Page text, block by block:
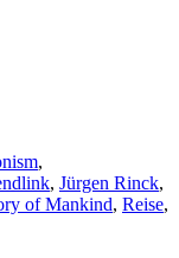
,
, Jürgen Rinck,
of Mankind, Reise,